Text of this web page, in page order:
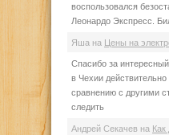
воспользовался
Леонардо Экспресс.
Яша на Цены на
Спасибо за
в Чехии
сравнению с другими
следить
Андрей Секачев на Как